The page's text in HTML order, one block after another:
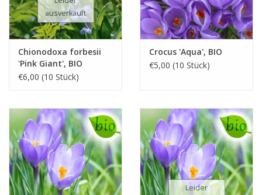
ausverkauft
Chionodoxa forbesii
'Pink Giant', BIO
€6,00 (10 Stück)
Crocus 'Aqua', BIO
€5,00 (10 Stück)
Leider